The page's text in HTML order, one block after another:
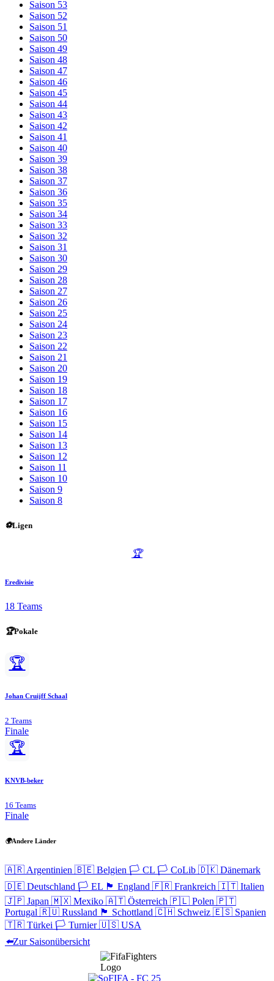
Saison 53
Saison 52
Saison 51
Saison 50
Saison 49
Saison 48
Saison 47
Saison 46
Saison 45
Saison 44
Saison 43
Saison 42
Saison 41
Saison 40
Saison 39
Saison 38
Saison 37
Saison 36
Saison 35
Saison 34
Saison 33
Saison 32
Saison 31
Saison 30
Saison 29
Saison 28
Saison 27
Saison 26
Saison 25
Saison 24
Saison 23
Saison 22
Saison 21
Saison 20
Saison 19
Saison 18
Saison 17
Saison 16
Saison 15
Saison 14
Saison 13
Saison 12
Saison 11
Saison 10
Saison 9
Saison 8
⚽Ligen
🏆
Eredivisie
18 Teams
🏆Pokale
🏆
Johan Cruijff Schaal
2 Teams
Finale
🏆
KNVB-beker
16 Teams
Finale
🌍Andere Länder
🇦🇷 Argentinien 🇧🇪 Belgien 🏳️ CL 🏳️ CoLib 🇩🇰 Dänemark
🇩🇪 Deutschland 🏳️ EL 🏴󠁧󠁢󠁥󠁮󠁧󠁿 England 🇫🇷 Frankreich 🇮🇹 Italien
🇯🇵 Japan 🇲🇽 Mexiko 🇦🇹 Österreich 🇵🇱 Polen 🇵🇹
Portugal 🇷🇺 Russland 🏴󠁧󠁢󠁳󠁣󠁴󠁿 Schottland 🇨🇭 Schweiz 🇪🇸 Spanien
🇹🇷 Türkei 🏳️ Turnier🇺🇸 USA
⬅️Zur Saisonübersicht